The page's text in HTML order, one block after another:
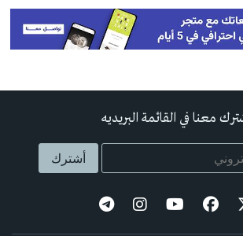
معنا في القائمة البريديه